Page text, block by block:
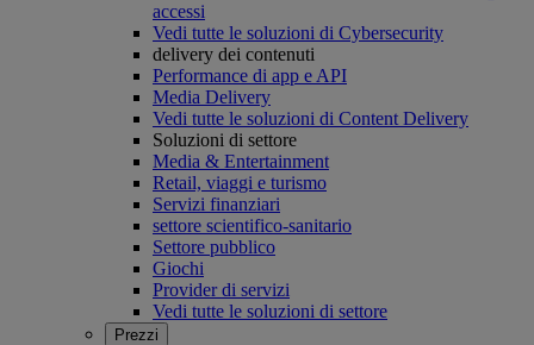
accessi
Vedi tutte le soluzioni di Cybersecurity
delivery dei contenuti
Performance di app e API
Media Delivery
Vedi tutte le soluzioni di Content Delivery
Soluzioni di settore
Media & Entertainment
Retail, viaggi e turismo
Servizi finanziari
settore scientifico-sanitario
Settore pubblico
Giochi
Provider di servizi
Vedi tutte le soluzioni di settore
Prezzi